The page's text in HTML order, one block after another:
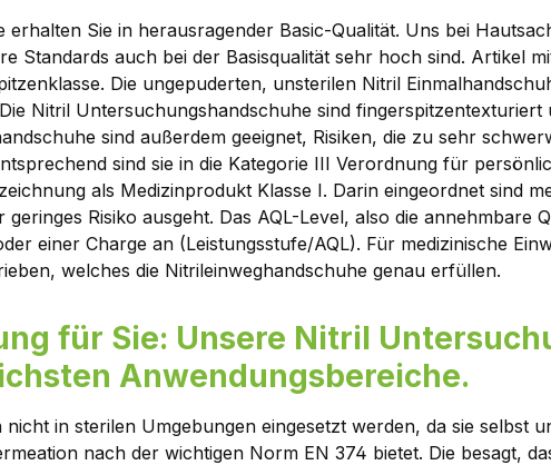
erhalten Sie in herausragender Basic-Qualität. Uns bei
Standards auch bei der Basisqualität sehr hoch sind. Artikel
Die ungepuderten, unsterilen Nitril
Nitril Untersuchungshandschuhe sind
sind außerdem geeignet, Risiken, die zu sehr
sind sie in die Kategorie III Verordnung für
als Medizinprodukt Klasse I. Darin eingeordnet sind
Risiko ausgeht. Das AQL-Level, also die
einer Charge an (Leistungsstufe/AQL). Für medizinische
welches die Nitrileinweghandschuhe genau erfüllen.
für Sie: Unsere Nitril
Anwendungsbereiche.
in sterilen Umgebungen eingesetzt werden, da sie selbst
nach der wichtigen Norm EN 374 bietet. Die besagt,